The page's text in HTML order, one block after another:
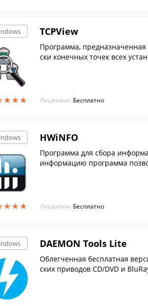
★★★
★★★
TCPView
Программа,
ски конечных точек всех
Лицензия: Бесплатно
★★★
★★★
HWiNFO
Программа для сбора
информацию программа
Лицензия: Бесплатно
DAEMON Tools Lite
Облегченная бесплатная
ских приводов CD/DVD и